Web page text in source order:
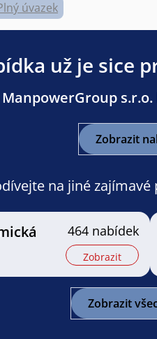
úvazek
už je sice
Zobrazit
na jiné
464 nabídek
Zobrazit
Zobrazit